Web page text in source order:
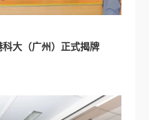
大（广州）正式揭牌